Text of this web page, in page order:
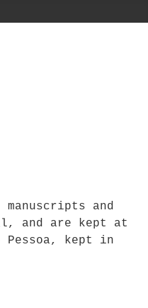
and
and are kept at
kept in